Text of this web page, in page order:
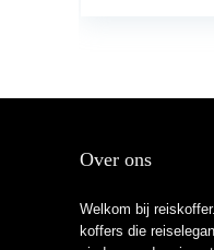
Over ons
Welkom bij
koffers die